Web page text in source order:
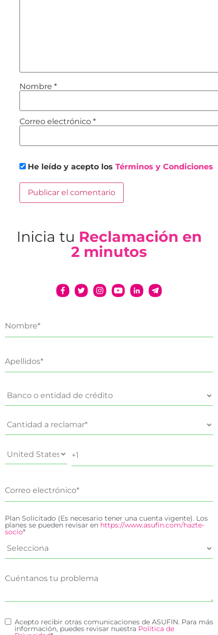
Nombre *
Correo electrónico *
He leído y acepto los Términos y Condiciones
Inicia tu Reclamación en
2 minutos
Plan Solicitado (Es necesario tener una cuenta vigente). Los
planes se pueden revisar en https://www.asufin.com/hazte-
socio*
Acepto recibir otras comunicaciones de ASUFIN. Para más
información, puedes revisar nuestra Política de